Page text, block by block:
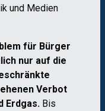
und Medien
für Bürger
nur auf die
Verbot
Erdgas. Bis